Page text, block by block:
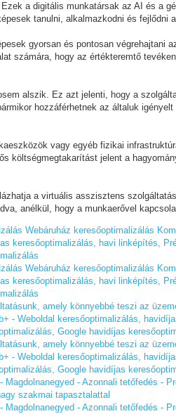
a digitális munkatársak az AI és a
tanulni, alkalmazkodni és fejlődni
gyorsan és pontosan végrehajtani
számára, hogy az értékteremtő
alszik. Ez azt jelenti, hogy a
hozzáférhetnek az általuk
vagy egyéb fizikai
költségmegtakarítást jelent a
a virtuális asszisztens
anélkül, hogy a munkaerővel
Webáruház keresőoptimalizálás
keresőoptimalizálás, havi linképítés,
Webáruház keresőoptimalizálás
keresőoptimalizálás, havi linképítés,
amely könnyebbé teszi az
- Weboldal keresőoptimalizálás,
Google havidíjas
amely könnyebbé teszi az
- Weboldal keresőoptimalizálás,
Google havidíjas
Magdolnanegyed - Azonnali tetőfedés -
szakmai tapasztalattal
Magdolnanegyed - Azonnali tetőfedés -